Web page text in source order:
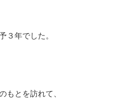
３年でした。
もとを訪れて、